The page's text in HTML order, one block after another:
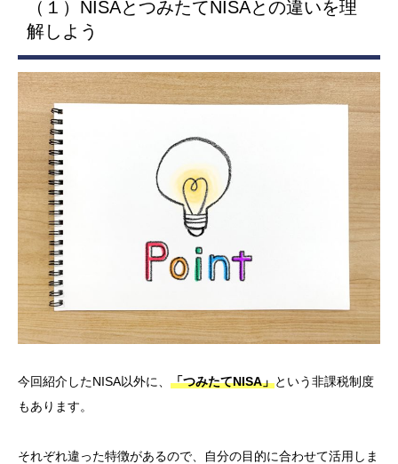
（１）NISAとつみたてNISAとの違いを理
解しよう
今回紹介したNISA以外に、 「つみたてNISA」という非課税制度
もあります。
それぞれ違った特徴があるので、自分の目的に合わせて活用しま